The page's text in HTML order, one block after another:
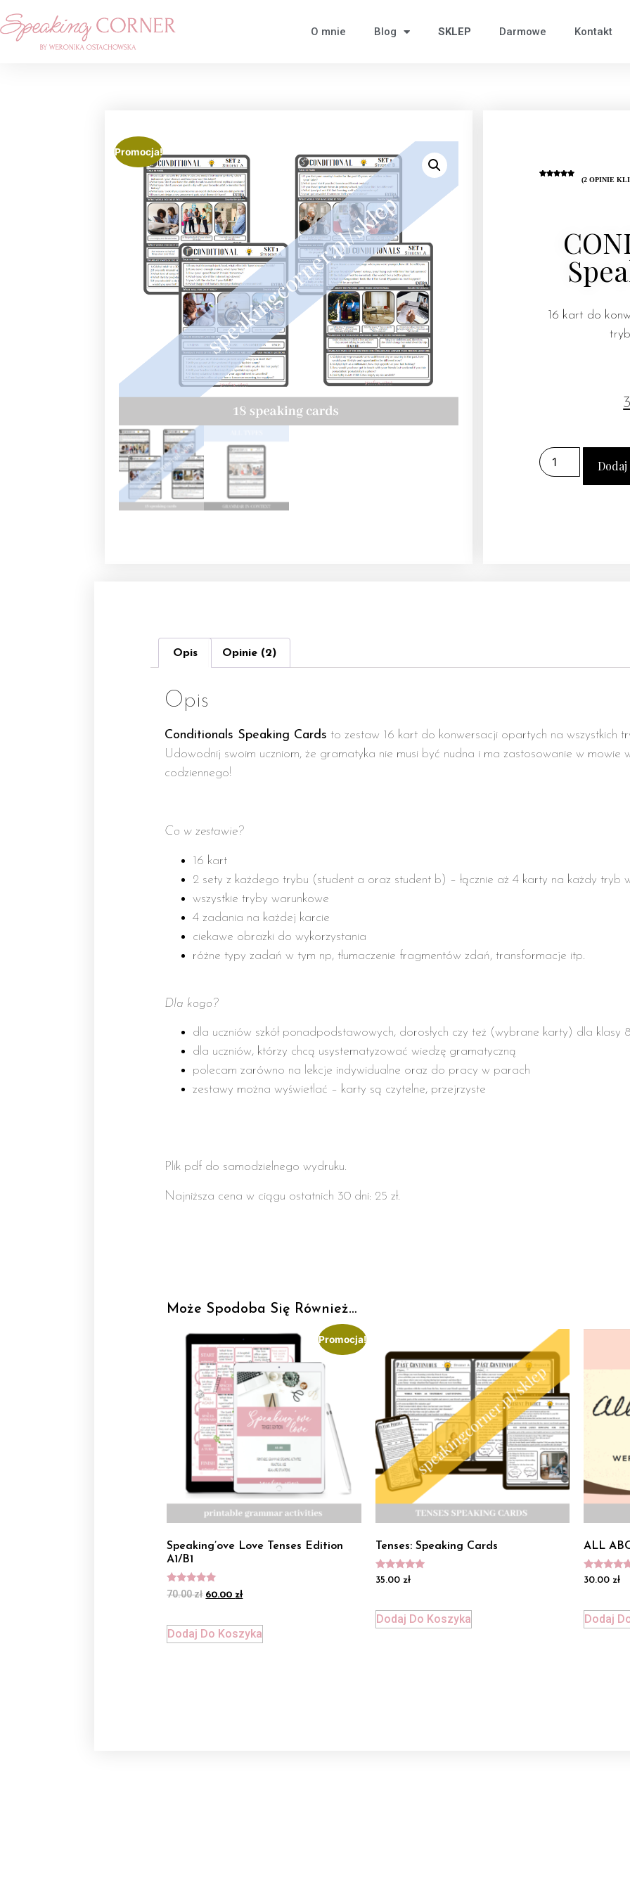
O mnie Blog SKLEP Darmowe Kontakt
Promocja!
(2 OPINIE
16 kart do
Dodaj
Opis Opinie (2)
Opis
Conditionals Speaking Cards to zestaw 16 kart do konwersacji opartych na wszystkich
Udowodnij swoim uczniom, że gramatyka nie musi być nudna i ma zastosowanie w mowie
codziennego!
Co w zestawie?
16 kart
2 sety z każdego trybu (student a oraz student b) – łącznie aż 4 karty na każdy tryb
wszystkie tryby warunkowe
4 zadania na każdej karcie
ciekawe obrazki do wykorzystania
różne typy zadań w tym np, tłumaczenie fragmentów zdań, transformacje itp.
Dla kogo?
dla uczniów szkół ponadpodstawowych, dorosłych czy też (wybrane karty) dla klasy
dla uczniów, którzy chcą usystematyzować wiedzę gramatyczną
polecam zarówno na lekcje indywidualne oraz do pracy w parach
zestawy można wyświetlać – karty są czytelne, przejrzyste
Plik pdf do samodzielnego wydruku.
Najniższa cena w ciągu ostatnich 30 dni: 25 zł.
Może Spodoba Się Również…
Promocja!
Speaking’ove Love Tenses Edition
A1/B1
Oceniono
5.00
70.00zł 60.00zł
Dodaj Do Koszyka
Tenses: Speaking Cards
Oceniono
35.00 zł
Dodaj Do Koszyka
ALL
Oceniono
30.00 zł
Dodaj